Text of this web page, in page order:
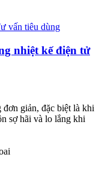
vấn tiêu dùng
nhiệt kế điện tử
giản, đặc biệt là khi
sợ hãi và lo lắng khi